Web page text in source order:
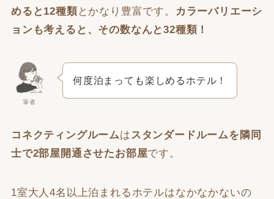
めると12種類とかなり豊富です。
カラーバリエーシ
ョンも考えると、その数なんと32種類！
筆者
何度泊まっても楽しめるホテル！
コネクティングルームは スタンダードルームを隣同
士で2部屋開通させたお部屋です。
1室大人4名以上泊まれるホテルはなかなかないの